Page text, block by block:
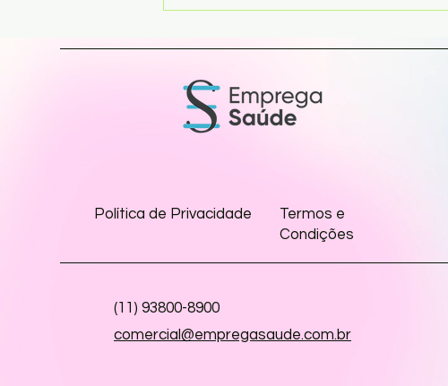
suficientes
Política de Privacidade
Termos e
Condições
(11) 93800-8900
comercial@empregasaude.com.br